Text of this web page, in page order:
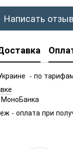
Написать отзыв
- по
- оплата при